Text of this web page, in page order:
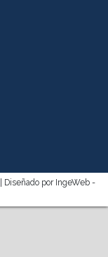
Diseñado por IngeWeb -